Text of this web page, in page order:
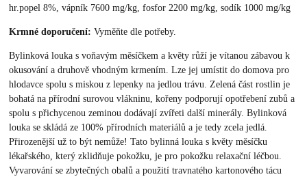
hr.popel 8%, vápník 7600 mg/kg, fosfor 2200 mg/kg, sodík 1000 mg/kg
Krmné doporučení:Vyměňte dle potřeby.
Bylinková louka s voňavým měsíčkem a květy růží je vítanou zábavou k
okusování a druhově vhodným krmením. Lze jej umístit do domova pro
hlodavce spolu s miskou z lepenky na jedlou trávu. Zelená část rostlin je
bohatá na přírodní surovou vlákninu, kořeny podporují opotřebení zubů a
spolu s přichycenou zeminou dodávají zvířeti další minerály. Bylinková
louka se skládá ze 100% přírodních materiálů a je tedy zcela jedlá.
Přirozenější už to být nemůže! Tato bylinná louka s květy měsíčku
lékařského, který zklidňuje pokožku, je pro pokožku relaxační léčbou.
Vyvarování se zbytečných obalů a použití travnatého kartonového tácu